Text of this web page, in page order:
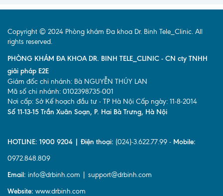
Copyright © 2024 Phòng khám Đa khoa Dr. Binh Tele_Clinic. All
rights reserved.
PHÒNG KHÁM ĐA KHOA DR. BINH TELE_CLINIC - CN cty TNHH
giải pháp E2E
Giám đốc chi nhánh: Bà NGUYỄN THÚY LAN
Mã số chi nhánh: 0102398735-001
Nơi cấp: Sở Kế hoạch đầu tư - TP Hà Nội Cấp ngày: 11-8-2014
Số 11-13-15 Trần Xuân Soạn, P. Hai Bà Trưng, Hà Nội
HOTLINE: 1900 9204 | Điện thoại: (024)-3.622.77.99 - Mobile:
0972.848.809
Email: info@drbinh.com | support@drbinh.com
Website: www.drbinh.com